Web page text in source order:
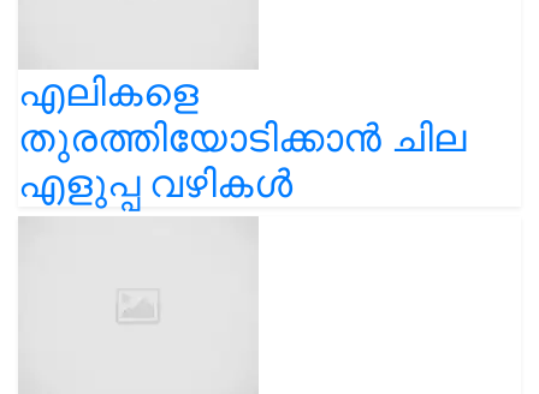
എലികളെ
തുരത്തിയോടിക്കാൻ ചില
എളുപ്പ വഴികൾ